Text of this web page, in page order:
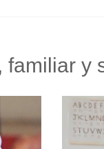
familiar y